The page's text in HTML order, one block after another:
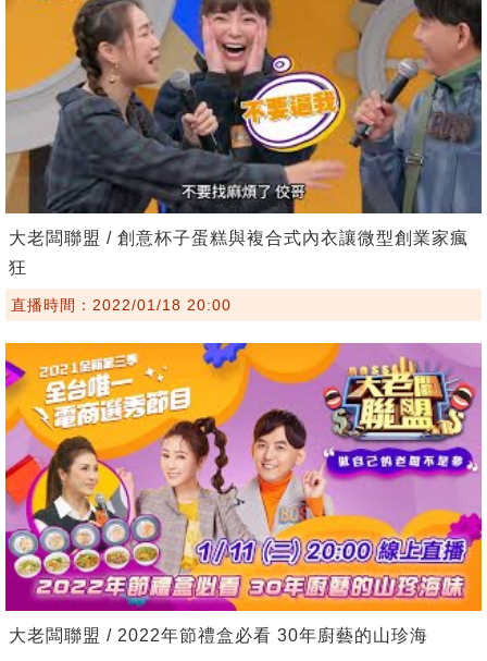
大老闆聯盟 / 創意杯子蛋糕與複合式內衣讓微型創業家瘋
狂
直播時間：2022/01/18 20:00
大老闆聯盟 / 2022年節禮盒必看 30年廚藝的山珍海